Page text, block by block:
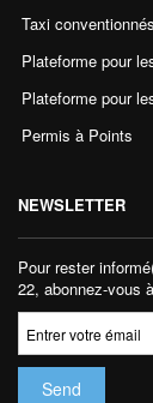
Taxi conventionnés
Plateforme pour
Plateforme pour
Permis à Points
NEWSLETTER
Pour rester
22, abonnez-vous